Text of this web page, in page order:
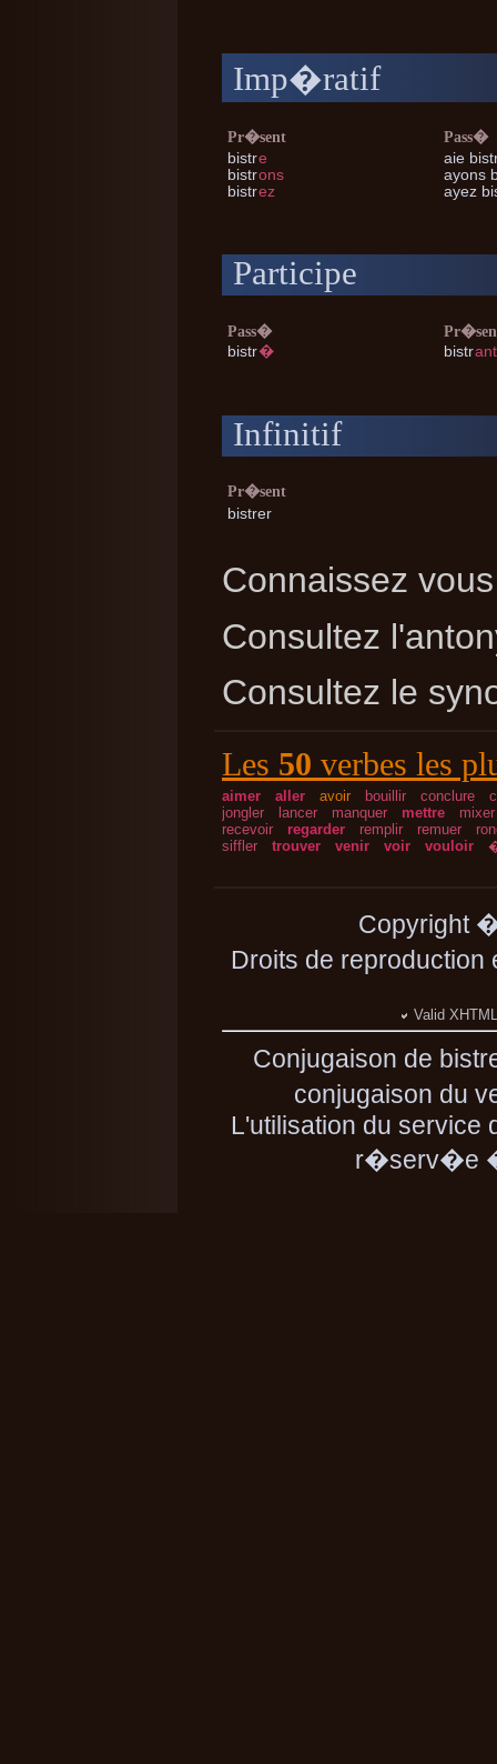
Imp�ratif
Pr�sent
bistre
bistrons
bistrez
Pass�
aie
ayons
ayez
Participe
Pass�
bistr�
bistrant
Infinitif
Pr�sent
bistrer
Connaissez
Consultez
Consultez le
Les 50 verbes les
aimer aller avoir bouillir conclure
jongler
lancer manquer mettre
mixer
recevoir
regarder remplir remuer
siffler
trouver venir voir vouloir
Copyright
Droits de
Valid
Conjugaison de
conjugaison du
L'utilisation du service
r�serv�e �